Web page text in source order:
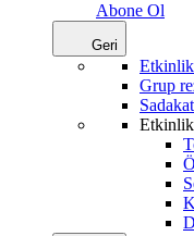
Abone Ol
Geri
Etkinlik
Grup